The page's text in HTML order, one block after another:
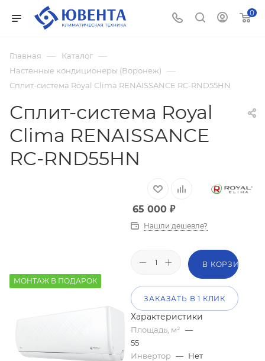
0
Главная — Каталог —
Настенные кондиционеры (Воронеж) —
Сплит-система Royal Clima RENAISSANCE RC-RND55HN
Сплит-система Royal
Clima RENAISSANCE
RC-RND55HN
МОНТАЖ В ПОДАРОК
65 000 ₽
Нашли дешевле?
В КОРЗИНУ
ЗАКАЗАТЬ В 1 КЛИК
Характеристики
Площадь, м² —
55
Инвертор — Нет